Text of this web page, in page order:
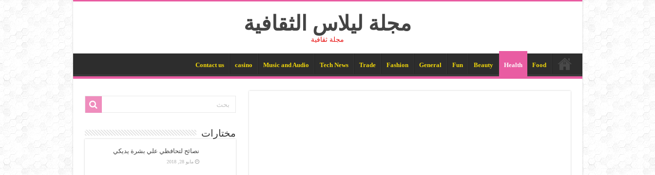
مجلة ليلاس الثقافية
مجلة ثقافية
Food
Health
Beauty
Fun
General
Fashion
Trade
Tech News
Music and Audio
casino
Contact us
مختارات
نصائح لتحافظي علي بشرة يديكي
مايو 28, 2018